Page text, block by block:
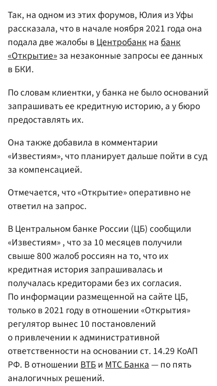
Так, на одном из этих форумов, Юлия из Уфы
рассказала, что в начале ноября 2021 года она
подала две жалобы вЦентробанкнабанк
«Открытие»за незаконные запросы ее данных
в БКИ.
По словам клиентки, у банка не было оснований
запрашивать ее кредитную историю, а у бюро
предоставлять их.
Она также добавила в комментарии
«Известиям», что планирует дальше пойти в суд
за компенсацией.
Отмечается, что «Открытие» оперативно не
ответил на запрос.
В Центральном банке России (ЦБ) сообщили
«Известиям» , что за 10 месяцев получили
свыше 800 жалоб россиян на то, что их
кредитная история запрашивалась и
получалась кредиторами без их согласия.
По информации размещенной на сайте ЦБ,
только в 2021 году в отношении «Открытия»
регулятор вынес 10 постановлений
о привлечении к административной
ответственности на основании ст. 14.29 КоАП
РФ. В отношенииВТБиМТС Банка— по пять
аналогичных решений.